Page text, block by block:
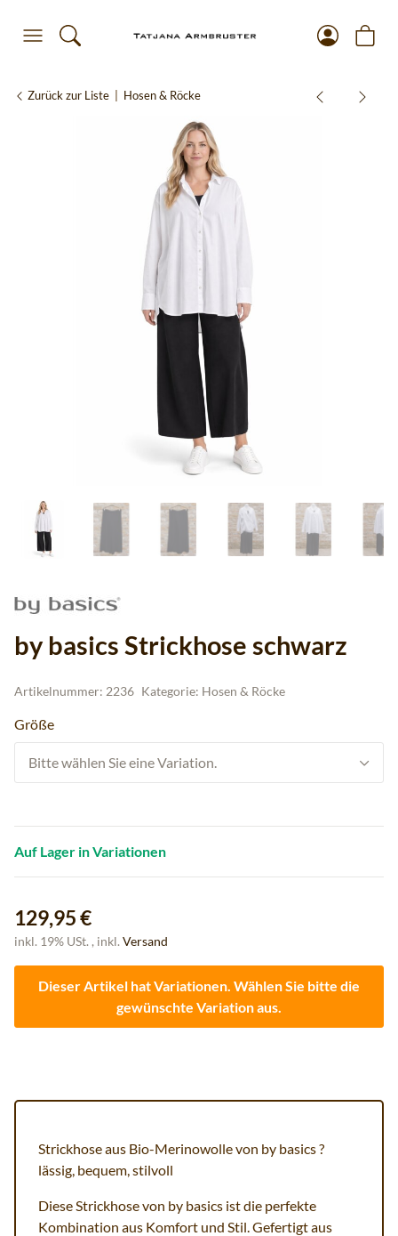
Zurück zur Liste Hosen & Röcke
by basics Strickhose schwarz
Artikelnummer: 2236 Kategorie: Hosen & Röcke
Größe
Bitte wählen Sie eine Variation.
Auf Lager in Variationen
129,95 €
inkl. 19% USt. , inkl. Versand
Dieser Artikel hat Variationen. Wählen Sie bitte die
gewünschte Variation aus.
Strickhose aus Bio-Merinowolle von by basics ?
lässig, bequem, stilvoll
Diese Strickhose von by basics ist die perfekte
Kombination aus Komfort und Stil. Gefertigt aus